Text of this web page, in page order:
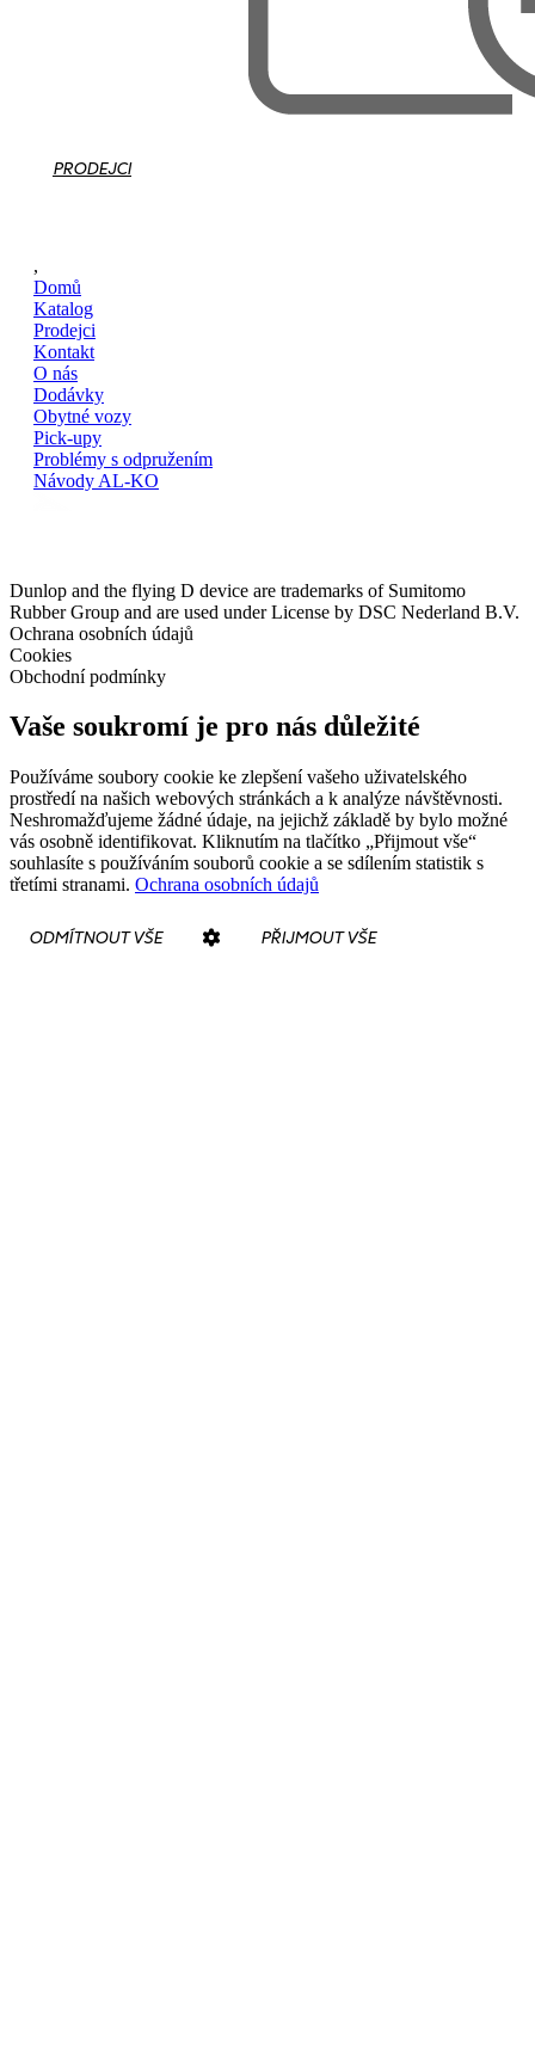
PRODEJCI
,
Domů
Katalog
Prodejci
Kontakt
O nás
Dodávky
Obytné vozy
Pick-upy
Problémy s odpružením
Návody AL-KO
Dunlop and the flying D device are trademarks of Sumitomo
Rubber Group and are used under License by DSC Nederland B.V.
Ochrana osobních údajů
Cookies
Obchodní podmínky
Vaše soukromí je pro nás důležité
Používáme soubory cookie ke zlepšení vašeho uživatelského
prostředí na našich webových stránkách a k analýze návštěvnosti.
Neshromažďujeme žádné údaje, na jejichž základě by bylo možné
vás osobně identifikovat. Kliknutím na tlačítko „Přijmout vše“
souhlasíte s používáním souborů cookie a se sdílením statistik s
třetími stranami. Ochrana osobních údajů
ODMÍTNOUT VŠE PŘIJMOUT VŠE